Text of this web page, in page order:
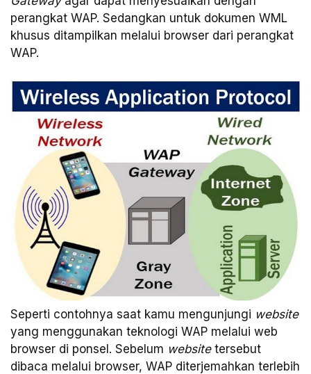
perangkat WAP. Sedangkan untuk dokumen WML
khusus ditampilkan melalui browser dari perangkat
WAP.
Seperti contohnya saat kamu mengunjungi website
yang menggunakan teknologi WAP melalui web
browser di ponsel. Sebelum website tersebut
dibaca melalui browser, WAP diterjemahkan terlebih